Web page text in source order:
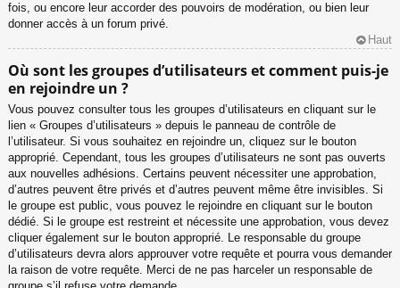
fois, ou encore leur accorder des pouvoirs de modération, ou bien leur
donner accès à un forum privé.
Haut
Où sont les groupes d’utilisateurs et comment puis-je
en rejoindre un ?
Vous pouvez consulter tous les groupes d’utilisateurs en cliquant sur le
lien « Groupes d’utilisateurs » depuis le panneau de contrôle de
l’utilisateur. Si vous souhaitez en rejoindre un, cliquez sur le bouton
approprié. Cependant, tous les groupes d’utilisateurs ne sont pas ouverts
aux nouvelles adhésions. Certains peuvent nécessiter une approbation,
d’autres peuvent être privés et d’autres peuvent même être invisibles. Si
le groupe est public, vous pouvez le rejoindre en cliquant sur le bouton
dédié. Si le groupe est restreint et nécessite une approbation, vous devez
cliquer également sur le bouton approprié. Le responsable du groupe
d’utilisateurs devra alors approuver votre requête et pourra vous demander
la raison de votre requête. Merci de ne pas harceler un responsable de